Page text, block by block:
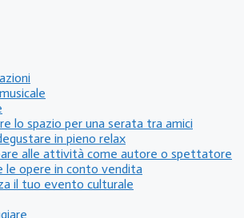
lo spazio per una serata tra amici
in pieno relax
alle attività come autore o spettatore
le opere in conto vendita
il tuo evento culturale